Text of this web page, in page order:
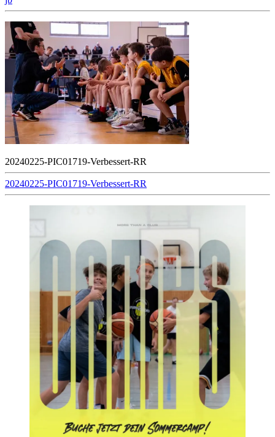
20240225-PIC01719-Verbessert-RR
Beitragsnavigation
20240225-PIC01719-Verbessert-RR